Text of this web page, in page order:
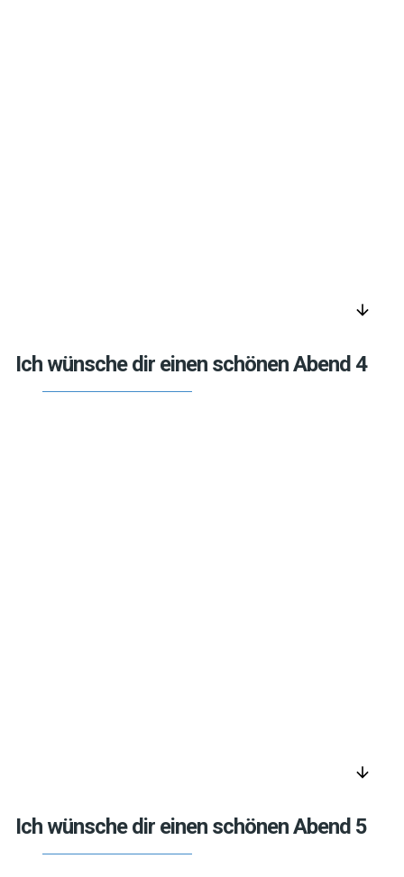
arrow_downward
Ich wünsche dir einen schönen Abend 4
arrow_downward
Ich wünsche dir einen schönen Abend 5